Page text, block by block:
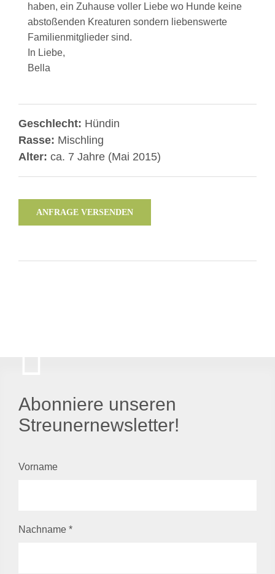
haben, ein Zuhause voller Liebe wo Hunde keine
abstoßenden Kreaturen sondern liebenswerte
Familienmitglieder sind.
In Liebe,
Bella
Geschlecht: Hündin
Rasse: Mischling
Alter: ca. 7 Jahre (Mai 2015)
ANFRAGE VERSENDEN
Abonniere unseren
Streunernewsletter!
Vorname
Nachname *